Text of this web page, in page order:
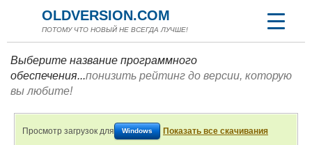
OLDVERSION.COM
ПОТОМУ ЧТО НОВЫЙ НЕ ВСЕГДА ЛУЧШЕ!
Выберите название программного
обеспечения...понизить рейтинг до версии, которую
вы любите!
Просмотр загрузок для Windows Показать все скачивания